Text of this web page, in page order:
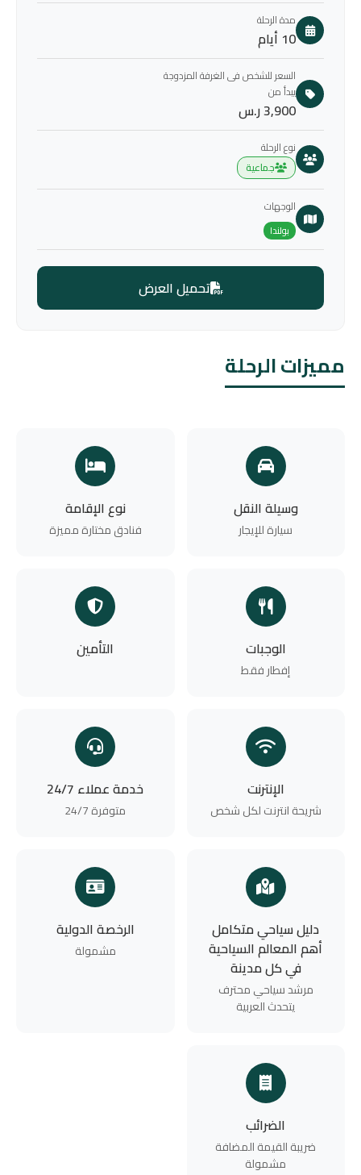
مميزات الرحلة
وسيلة النقل
سيارة للإيجار
نوع الإقامة
فنادق مختارة مميزة
الوجبات
إفطار فقط
التأمين
الإنترنت
شريحة انترنت لكل شخص
خدمة عملاء 24/7
متوفرة 24/7
دليل سياحي متكامل
أهم المعالم السياحية
في كل مدينة
مرشد سياحي محترف
يتحدث العربية
الرخصة الدولية
مشمولة
الضرائب
ضريبة القيمة المضافة
مشمولة
مدة الرحلة
10 أيام
السعر للشخص فى الغرفة المزدوجة
يبدأ من
3,900 ر.س
نوع الرحلة
جماعية
الوجهات
بولندا
تحميل العرض